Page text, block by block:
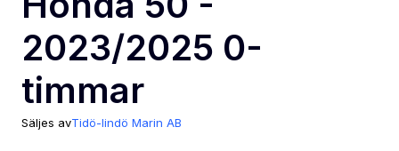
2023/2025 0-
timmar
Säljes avTidö-lindö Marin AB